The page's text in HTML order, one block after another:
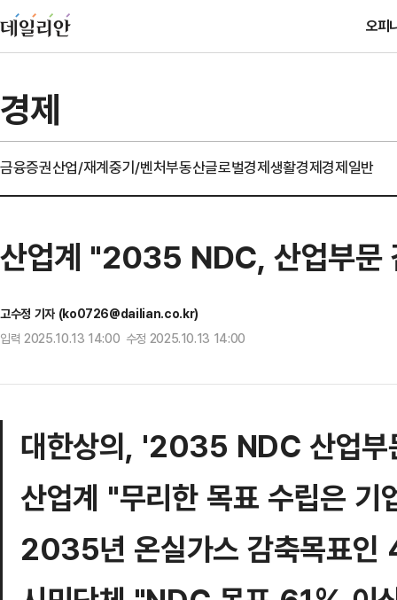
오피
경제
금융증권산업/재계중기/벤처부동산글로벌경제생활경제경제일반
산업계 "2035 NDC, 산업부문
고수정 기자 (ko0726@dailian.co.kr)
입력 2025.10.13 14:00 수정 2025.10.13 14:00
대한상의, '2035 NDC 산업부
산업계 "무리한 목표 수립은 기
2035년 온실가스 감축목표